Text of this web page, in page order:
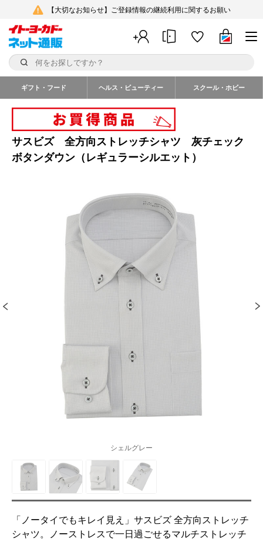
【大切なお知らせ】ご登録情報の継続利用に関するお願い
ギフト・フード ヘルス・ビューティー スクール・ホビー
サスビズ 全方向ストレッチシャツ 灰チェック
ボタンダウン（レギュラーシルエット）
シェルグレー
「ノータイでもキレイ見え」サスビズ 全方向ストレッチ
シャツ。ノーストレスで一日過ごせるマルチストレッチ